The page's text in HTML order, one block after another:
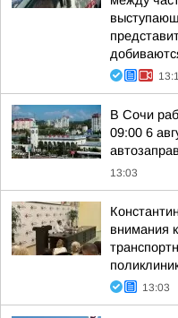
В Сочи
09:00 6
13:03
внимания
13:03